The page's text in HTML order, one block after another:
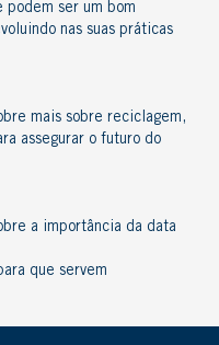
podem ser um bom
nas suas práticas
mais sobre reciclagem,
assegurar o futuro do
a importância da data
que servem